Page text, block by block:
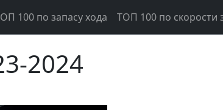
100 по запасу хода ТОП 100 по скорости
2024